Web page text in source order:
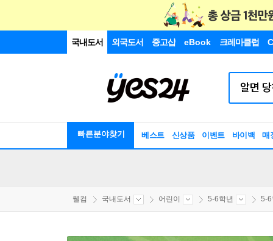
국내도서 외국도서 중고샵 eBook 크레마클럽
빠른분야찾기 베스트 신상품 이벤트 바이백 매
웰컴 국내도서 어린이 5-6학년 5-6